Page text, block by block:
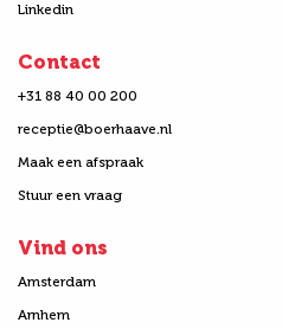
Linkedin
Contact
+31 88 40 00 200
receptie@boerhaave.nl
Maak een afspraak
Stuur een vraag
Vind ons
Amsterdam
Arnhem